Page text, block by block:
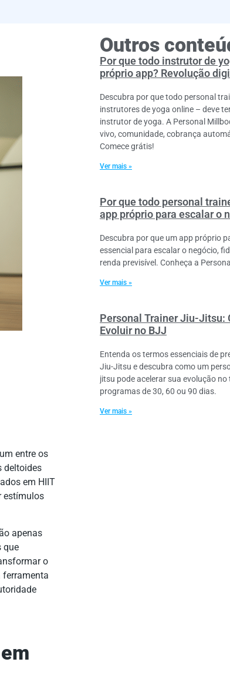
entre os
deltoides
em HIIT
estímulos
apenas
que
o
ferramenta
Outros
Por que todo instrutor de
próprio app? Revolução
Descubra por que todo personal
instrutores de yoga online – deve
instrutor de yoga. A Personal
vivo, comunidade, cobrança
Comece grátis!
Ver mais »
Por que todo personal
app próprio para escalar o
Descubra por que um app próprio
essencial para escalar o negócio,
renda previsível. Conheça a
Ver mais »
Personal Trainer Jiu-Jitsu:
Evoluir no BJJ
Entenda os termos essenciais de
Jiu-Jitsu e descubra como um
jitsu pode acelerar sua evolução
programas de 30, 60 ou 90 dias.
Ver mais »